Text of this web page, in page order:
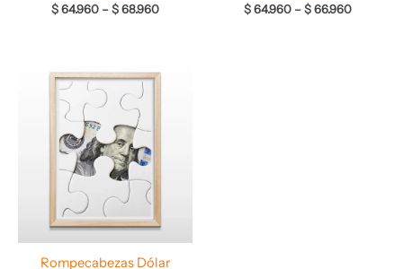
$64.960 –$68.960 $64.960 –$66.960
Rompecabezas Dólar
de